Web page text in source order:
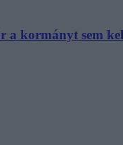
a kormányt sem